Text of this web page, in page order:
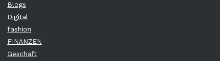
Blogs
Digital
fashion
FINANZEN
Geschäft